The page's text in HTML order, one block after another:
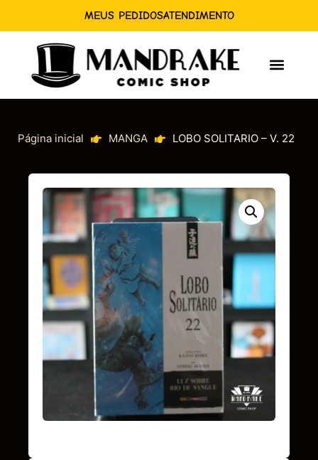
MEUS PEDIDOSATENDIMENTO
Página inicial MANGA LOBO SOLITARIO – V. 22